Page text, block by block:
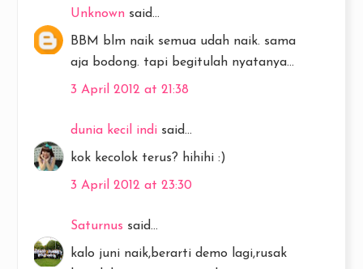
Unknown said...
BBM blm naik semua udah naik. sama
aja bodong. tapi begitulah nyatanya...
3 April 2012 at 21:38
dunia kecil indi said...
kok kecolok terus? hihihi :)
3 April 2012 at 23:30
Saturnus said...
kalo juni naik,berarti demo lagi,rusak